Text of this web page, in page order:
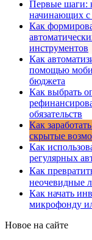
Первые шаги:
начинающих с
Как
инструментов
Как
помощью
бюджета
Как выбрать
обязательств
Как
скрытые
Как
регулярных
Как
неочевидные
Как начать
микрофонду
Новое на сайте